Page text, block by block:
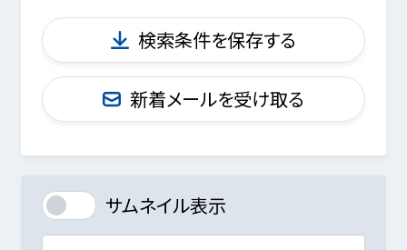
検索条件を保存する
新着メールを受け取る
サムネイル表示